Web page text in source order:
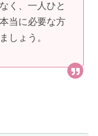
く、一人ひと
当に必要な方
しょう。